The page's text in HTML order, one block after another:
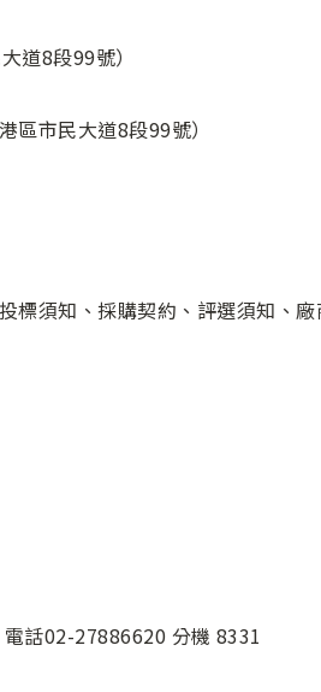
道8段99號）
區市民大道8段99號）
標須知、採購契約、評選須知、
話02-27886620 分機 8331